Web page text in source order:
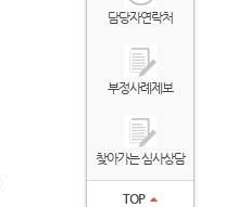
담당자연락처
부정사례제보
찾아가는 심사상담
TOP